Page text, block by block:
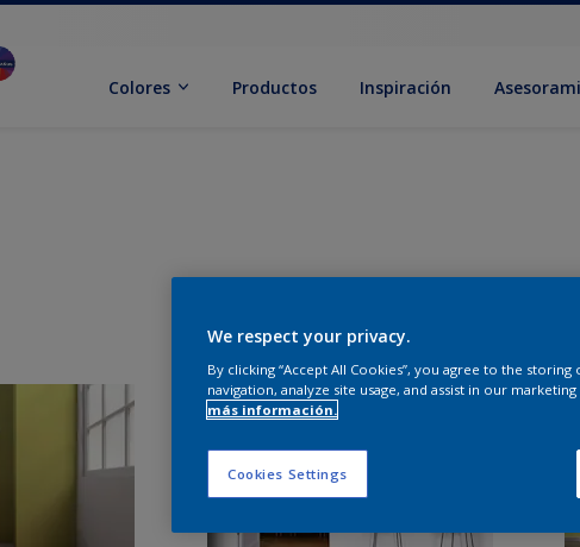
Colores Productos Inspiración
We respect your privacy.
By clicking “Accept All Cookies”, you agree to the
navigation, analyze site usage, and assist in our
más información.
Cookies Settings